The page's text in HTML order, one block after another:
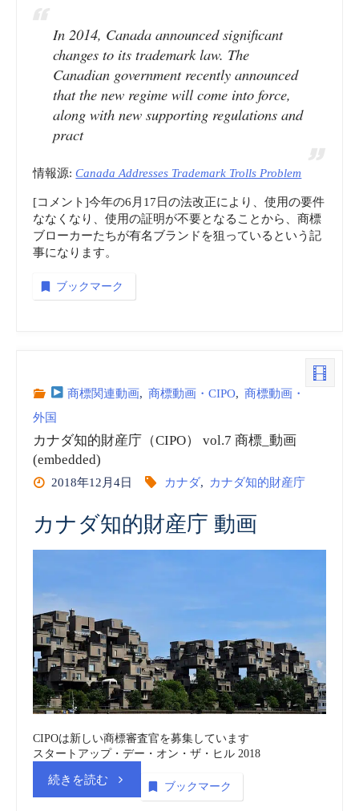
In 2014, Canada announced significant
changes to its trademark law. The
Canadian government recently announced
that the new regime will come into force,
along with new supporting regulations and
pract
情報源:Canada Addresses Trademark Trolls Problem
[コメント]今年の6月17日の法改正により、使用の要件
ななくなり、使用の証明が不要となることから、商標
ブローカーたちが有名ブランドを狙っているという記
事になります。
ブックマーク
商標関連動画, 商標動画・CIPO, 商標動画・
外国
カナダ知的財産庁（CIPO） vol.7 商標_動画
(embedded)
2018年12月4日 カナダ, カナダ知的財産庁
カナダ知的財産庁 動画
CIPOは新しい商標審査官を募集しています
スタートアップ・デー・オン・ザ・ヒル 2018
続きを読む“カ
ブックマーク